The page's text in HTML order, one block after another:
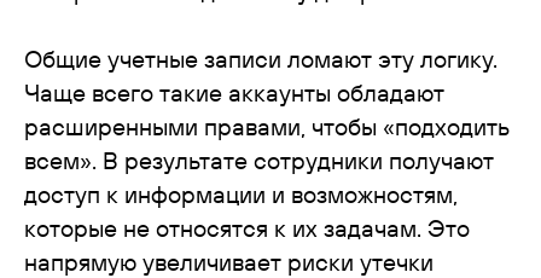
Общие учетные записи ломают эту логику.
Чаще всего такие аккаунты обладают
расширенными правами, чтобы «подходить
всем». В результате сотрудники получают
доступ к информации и возможностям,
которые не относятся к их задачам. Это
напрямую увеличивает риски утечки